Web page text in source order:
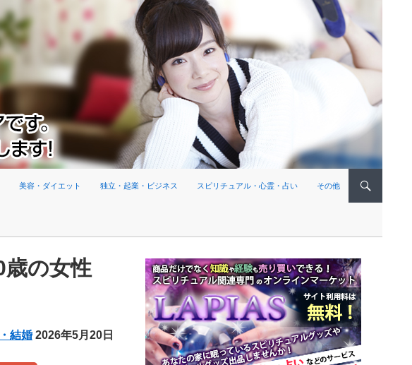
美容・ダイエット 独立・起業・ビジネス スピリチュアル・心霊・占い その他
歳の女性
結婚 2026年5月20日